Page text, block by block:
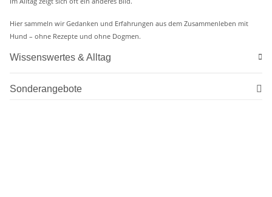
Hier sammeln wir Gedanken und Erfahrungen aus dem Zusammenleben mit
Hund – ohne Rezepte und ohne Dogmen.
Wissenswertes & Alltag
Sonderangebote